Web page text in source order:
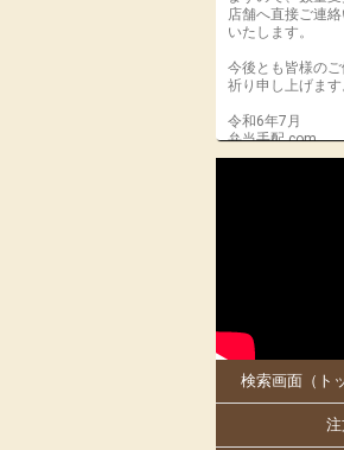
店舗へ直接ご連
いたします。
今後とも皆様の
祈り申し上げます
令和6年7月
弁当手配.com
伝統の味を大阪・
い。
大阪万博にも出
のえきそば」の
と、「お料理の
検索画面（ト